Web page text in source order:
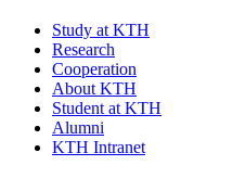
Study at KTH
Research
Cooperation
About KTH
Student at KTH
Alumni
KTH Intranet